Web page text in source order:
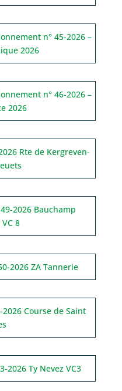
n° 45-2026 –
2026
n° 46-2026 –
2026
Rte de Kergreven-
2026 Bauchamp
8
2026 ZA Tannerie
Course de Saint
2026 Ty Nevez VC3